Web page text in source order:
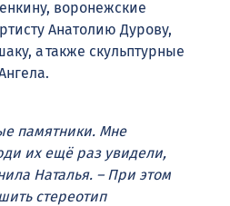
воронежские
Анатолию Дурову,
а также скульптурные
памятники. Мне
их ещё раз увидели,
Наталья. – При этом
стереотип